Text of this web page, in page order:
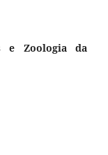
e Zoologia da